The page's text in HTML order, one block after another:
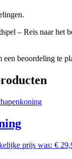
– Reis naar het
een beoordeling te
prijs was: €